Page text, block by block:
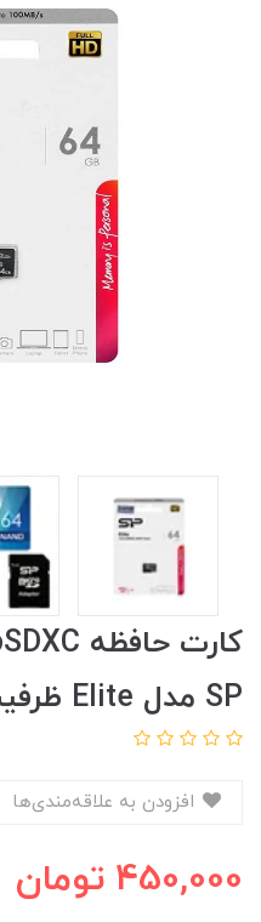
SP مدل Elite ظرفیت 64 گیگابایت
450,000 تومان